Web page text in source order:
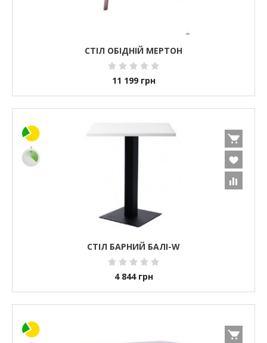
СТІЛ ОБІДНІЙ МЕРТОН
11 199 грн
СТІЛ БАРНИЙ БАЛІ-W
4 844 грн